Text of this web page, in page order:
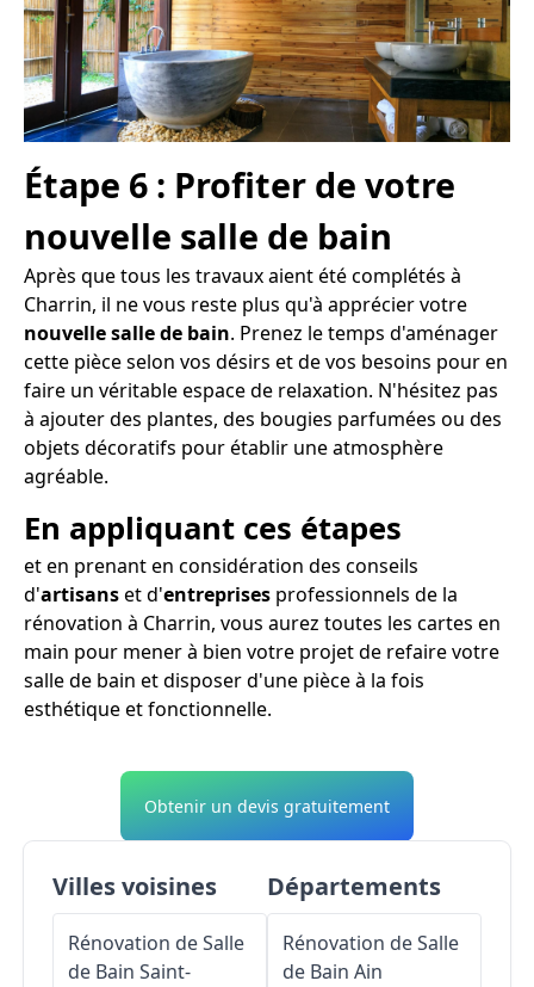
Étape 6 : Profiter de votre
nouvelle salle de bain
Après que tous les travaux aient été complétés à
Charrin, il ne vous reste plus qu'à apprécier votre
nouvelle salle de bain. Prenez le temps d'aménager
cette pièce selon vos désirs et de vos besoins pour en
faire un véritable espace de relaxation. N'hésitez pas
à ajouter des plantes, des bougies parfumées ou des
objets décoratifs pour établir une atmosphère
agréable.
En appliquant ces étapes
et en prenant en considération des conseils
d'artisanset d'entreprises professionnels de la
rénovation à Charrin, vous aurez toutes les cartes en
main pour mener à bien votre projet de refaire votre
salle de bain et disposer d'une pièce à la fois
esthétique et fonctionnelle.
Obtenir un devis gratuitement
Villes voisines
Rénovation de Salle
de Bain Saint-
Départements
Rénovation de Salle
de Bain Ain